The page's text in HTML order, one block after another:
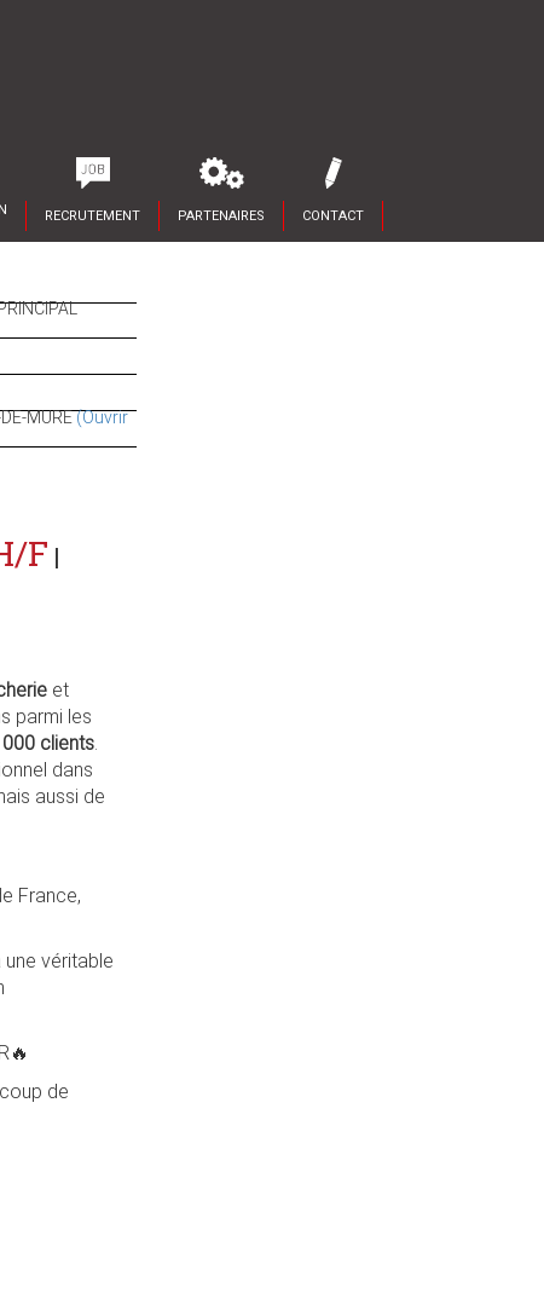
RECRUTEMENT PARTENAIRES CONTACT
MURE(Ouvrir
F |
et
parmi les
clients.
dans
aussi de
France,
véritable
de